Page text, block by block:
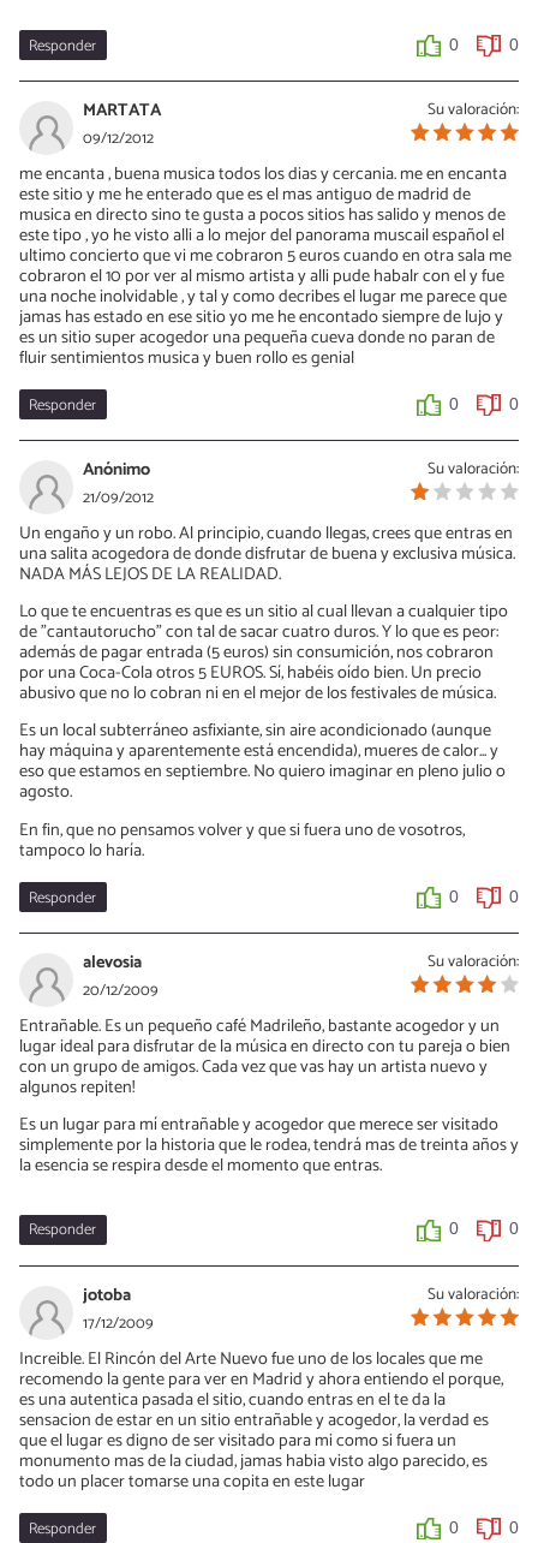
Responder 0 0
Su valoración:
MARTATA
09/12/2012
me encanta , buena musica todos los dias y cercania. me en encanta
este sitio y me he enterado que es el mas antiguo de madrid de
musica en directo sino te gusta a pocos sitios has salido y menos de
este tipo , yo he visto alli a lo mejor del panorama muscail español el
ultimo concierto que vi me cobraron 5 euros cuando en otra sala me
cobraron el 10 por ver al mismo artista y alli pude habalr con el y fue
una noche inolvidable , y tal y como decribes el lugar me parece que
jamas has estado en ese sitio yo me he encontado siempre de lujo y
es un sitio super acogedor una pequeña cueva donde no paran de
fluir sentimientos musica y buen rollo es genial
Responder 0 0
Su valoración:
Anónimo
21/09/2012
Un engaño y un robo. Al principio, cuando llegas, crees que entras en
una salita acogedora de donde disfrutar de buena y exclusiva música.
NADA MÁS LEJOS DE LA REALIDAD.
Lo que te encuentras es que es un sitio al cual llevan a cualquier tipo
de "cantautorucho" con tal de sacar cuatro duros. Y lo que es peor:
además de pagar entrada (5 euros) sin consumición, nos cobraron
por una Coca-Cola otros 5 EUROS. Sí, habéis oído bien. Un precio
abusivo que no lo cobran ni en el mejor de los festivales de música.
Es un local subterráneo asfixiante, sin aire acondicionado (aunque
hay máquina y aparentemente está encendida), mueres de calor... y
eso que estamos en septiembre. No quiero imaginar en pleno julio o
agosto.
En fin, que no pensamos volver y que si fuera uno de vosotros,
tampoco lo haría.
Responder 0 0
Su valoración:
alevosia
20/12/2009
Entrañable. Es un pequeño café Madrileño, bastante acogedor y un
lugar ideal para disfrutar de la música en directo con tu pareja o bien
con un grupo de amigos. Cada vez que vas hay un artista nuevo y
algunos repiten!
Es un lugar para mí entrañable y acogedor que merece ser visitado
simplemente por la historia que le rodea, tendrá mas de treinta años y
la esencia se respira desde el momento que entras.
Responder 0 0
Su valoración:
jotoba
17/12/2009
Increible. El Rincón del Arte Nuevo fue uno de los locales que me
recomendo la gente para ver en Madrid y ahora entiendo el porque,
es una autentica pasada el sitio, cuando entras en el te da la
sensacion de estar en un sitio entrañable y acogedor, la verdad es
que el lugar es digno de ser visitado para mi como si fuera un
monumento mas de la ciudad, jamas habia visto algo parecido, es
todo un placer tomarse una copita en este lugar
Responder 0 0